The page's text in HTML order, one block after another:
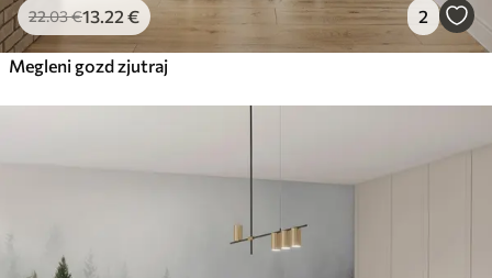
22.03€13 .22 € 2
Megleni gozd zjutraj